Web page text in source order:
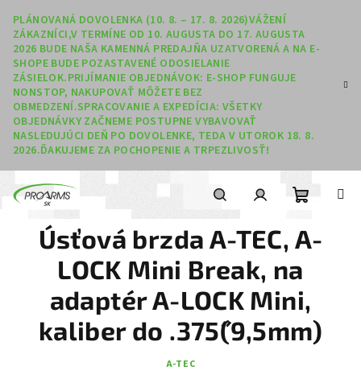
PLÁNOVANÁ DOVOLENKA (10. 8. – 17. 8. 2026)VÁŽENÍ
ZÁKAZNÍCI,V TERMÍNE OD 10. AUGUSTA DO 17. AUGUSTA
2026 BUDE NAŠA KAMENNÁ PREDAJŇA UZATVORENÁ A NA E-
SHOPE BUDE POZASTAVENÉ ODOSIELANIE
ZÁSIELOK.PRIJÍMANIE OBJEDNÁVOK: E-SHOP FUNGUJE
NONSTOP, NAKUPOVAŤ MÔŽETE BEZ
OBMEDZENÍ.SPRACOVANIE A EXPEDÍCIA: VŠETKY
OBJEDNÁVKY ZAČNEME POSTUPNE VYBAVOVAŤ
NASLEDUJÚCI DEŇ PO DOVOLENKE, TEDA V UTOROK 18. 8.
2026.ĎAKUJEME ZA POCHOPENIE A TRPEZLIVOSŤ!
Hľadať
Úsťová brzda A-TEC, A-
LOCK Mini Break, na
adaptér A-LOCK Mini,
kaliber do .375˝(9,5mm)
A-TEC